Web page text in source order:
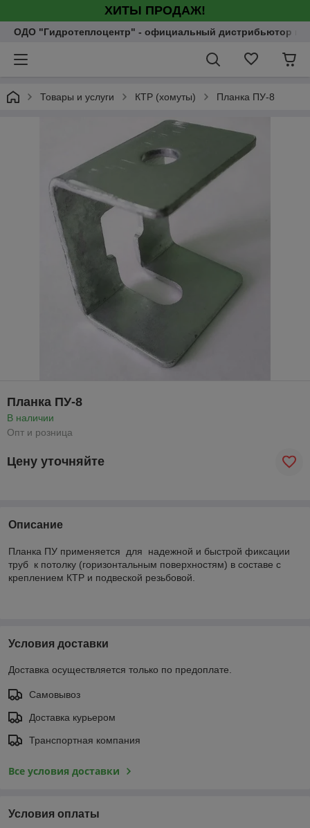
ХИТЫ ПРОДАЖ!
ОДО "Гидротеплоцентр" - официальный дистрибьютор
Товары и услуги КТР (хомуты) Планка ПУ-8
Планка ПУ-8
В наличии
Опт и розница
Цену уточняйте
Описание
Планка ПУ применяется для надежной и быстрой фиксации
труб к потолку (горизонтальным поверхностям) в составе с
креплением КТР и подвеской резьбовой.
Условия доставки
Доставка осуществляется только по предоплате.
Самовывоз
Доставка курьером
Транспортная компания
Все условия доставки
Условия оплаты